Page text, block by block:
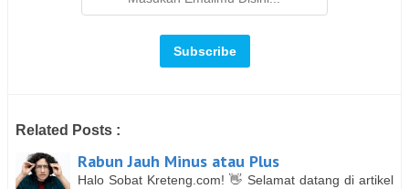
Related Posts :
Rabun Jauh Minus atau Plus
Halo Sobat Kreteng.com! 👋 Selamat datang di artikel